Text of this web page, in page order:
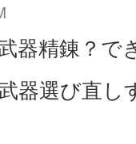
器精錬？で
器選び直し